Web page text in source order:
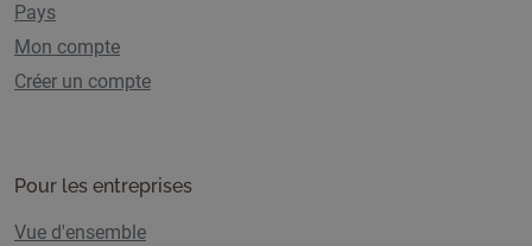
Pays
Mon compte
Créer un compte
Pour les entreprises
Vue d'ensemble